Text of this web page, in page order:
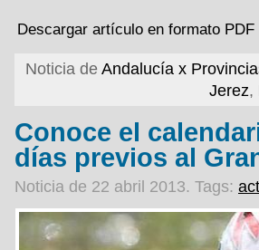
Descargar artículo en formato PDF
Noticia de Andalucía x
Jerez,
Conoce el
días previos al
Noticia de 22 abril 2013. Tags: